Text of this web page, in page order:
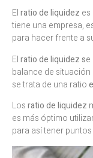
Elratio de liquidez
tiene una empresa,
para hacer frente a
Elratio de liquidez s
balance de
se trata de una ratio
Losratio de liquidez
es más óptimo
para así tener